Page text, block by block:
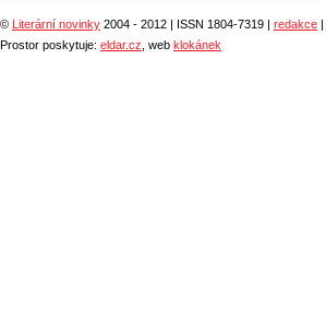
© Literární novinky 2004 - 2012 | ISSN 1804-7319 | redakce
Prostor poskytuje: eldar.cz , web klokánek